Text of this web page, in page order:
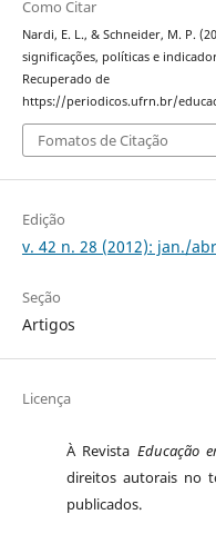
Como Citar
Nardi, E. L., & Schneider, M. P.
significações, políticas e
Recuperado de
https://periodicos.ufrn.br/
Fomatos de Citação
Edição
v. 42 n. 28 (2012): jan./
Seção
Artigos
Licença
À Revista Educação
direitos autorais no
publicados.